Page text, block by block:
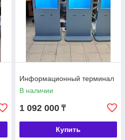
Информационный терминал
В наличии
1 092 000 ₸
Купить